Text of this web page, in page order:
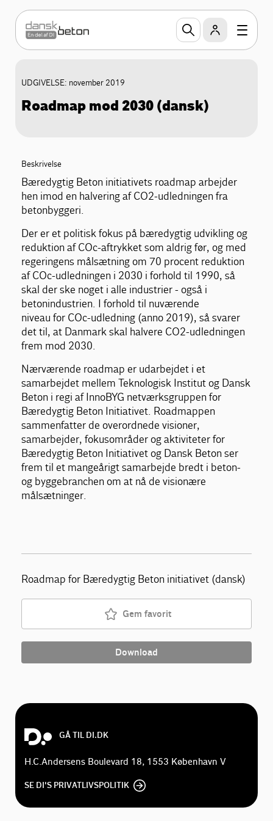
UDGIVELSE: november 2019
Roadmap mod 2030 (dansk)
Beskrivelse
Bæredygtig Beton initiativets roadmap arbejder
hen imod en halvering af CO2-udledningen fra
betonbyggeri.
Der er et politisk fokus på bæredygtig udvikling og
reduktion af COc-aftrykket som aldrig før, og med
regeringens målsætning om 70 procent reduktion
af COc-udledningen i 2030 i forhold til 1990, så
skal der ske noget i alle industrier - også i
betonindustrien. I forhold til nuværende
niveau for COc-udledning (anno 2019), så svarer
det til, at Danmark skal halvere CO2-udledningen
frem mod 2030.
Nærværende roadmap er udarbejdet i et
samarbejdet mellem Teknologisk Institut og Dansk
Beton i regi af InnoBYG netværksgruppen for
Bæredygtig Beton Initiativet. Roadmappen
sammenfatter de overordnede visioner,
samarbejder, fokusområder og aktiviteter for
Bæredygtig Beton Initiativet og Dansk Beton ser
frem til et mangeårigt samarbejde bredt i beton-
og byggebranchen om at nå de visionære
målsætninger.
Roadmap for Bæredygtig Beton initiativet (dansk)
Gem favorit
Download
GÅ TIL DI.DK
H.C.Andersens Boulevard 18, 1553 København V
SE DI'S PRIVATLIVSPOLITIK